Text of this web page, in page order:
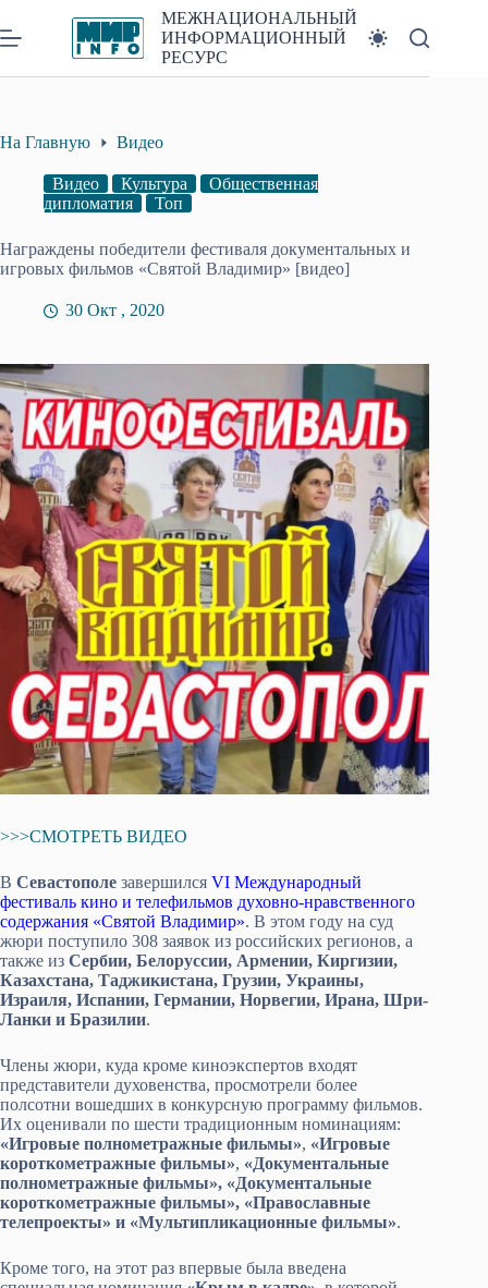
к
сути
МЕЖНАЦИОНАЛЬНЫЙ
ИНФОРМАЦИОННЫЙ
РЕСУРС
На Главную Видео
Видео Культура
Общественная
дипломатия
Топ
Награждены победители фестиваля документальных и
игровых фильмов «Святой Владимир» [видео]
30 Окт , 2020
>>>СМОТРЕТЬ ВИДЕО
В Севастополе завершился VI Международный
фестиваль кино и телефильмов духовно-нравственного
содержания «Святой Владимир». В этом году на суд
жюри поступило 308 заявок из российских регионов, а
также из Сербии, Белоруссии, Армении, Киргизии,
Казахстана, Таджикистана, Грузии, Украины,
Израиля, Испании, Германии, Норвегии, Ирана, Шри-
Ланки и Бразилии.
Члены жюри, куда кроме киноэкспертов входят
представители духовенства, просмотрели более
полсотни вошедших в конкурсную программу фильмов.
Их оценивали по шести традиционным номинациям:
«Игровые полнометражные фильмы», «Игровые
короткометражные фильмы», «Документальные
полнометражные фильмы», «Документальные
короткометражные фильмы», «Православные
телепроекты» и «Мультипликационные фильмы».
Кроме того, на этот раз впервые была введена